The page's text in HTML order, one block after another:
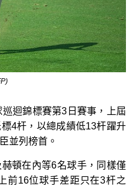
巡迴錦標賽第3日賽事，上屆
4杆，以總成績低13杆躍升
並列榜首。
頓在內等6名球手，同樣僅
前16位球手差距只在3杆之